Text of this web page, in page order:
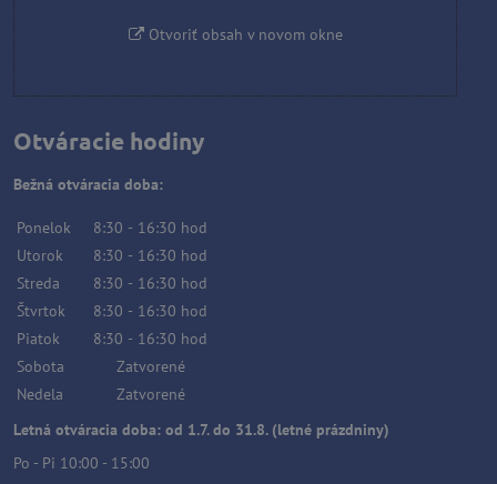
Otvoriť obsah v novom okne
Otváracie hodiny
Bežná otváracia doba:
Ponelok 8:30 - 16:30 hod
Utorok
8:30 - 16:30 hod
Streda
8:30 - 16:30 hod
Štvrtok
8:30 - 16:30 hod
Piatok
8:30 - 16:30 hod
Sobota
Zatvorené
Nedela
Zatvorené
Letná otváracia doba: od 1.7. do 31.8. (letné prázdniny)
Po - Pi 10:00 - 15:00